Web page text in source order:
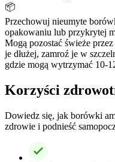
📦
Przechowuj nieumyte
opakowaniu lub przykrytej
Mogą pozostać świeże
je dłużej, zamroź je w
gdzie mogą wytrzymać 10-
Korzyści
Dowiedz się, jak borówki
zdrowie i podnieść